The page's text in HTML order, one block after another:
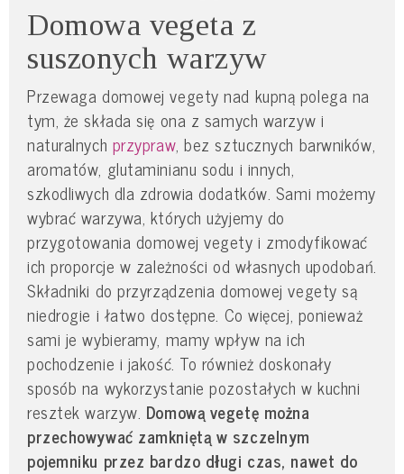
Domowa vegeta z
suszonych warzyw
Przewaga domowej vegety nad kupną polega na
tym, że składa się ona z samych warzyw i
naturalnych przypraw, bez sztucznych barwników,
aromatów, glutaminianu sodu i innych,
szkodliwych dla zdrowia dodatków. Sami możemy
wybrać warzywa, których użyjemy do
przygotowania domowej vegety i zmodyfikować
ich proporcje w zależności od własnych upodobań.
Składniki do przyrządzenia domowej vegety są
niedrogie i łatwo dostępne. Co więcej, ponieważ
sami je wybieramy, mamy wpływ na ich
pochodzenie i jakość. To również doskonały
sposób na wykorzystanie pozostałych w kuchni
resztek warzyw. Domową vegetę można
przechowywać zamkniętą w szczelnym
pojemniku przez bardzo długi czas, nawet do